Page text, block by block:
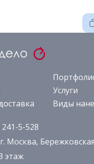
Услуги
Виды
241-5-528
Москва,
этаж